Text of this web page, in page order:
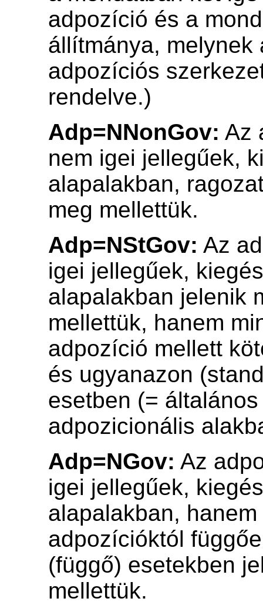
adpozíció és a
állítmánya, melynek
adpozíciós
rendelve.)
Adp=NNonGov: Az
nem igei jellegűek,
alapalakban,
meg mellettük.
Adp=NStGov: Az
igei jellegűek,
alapalakban jelenik
mellettük, hanem
adpozíció mellett
és ugyanazon
esetben (= általános
adpozicionális
Adp=NGov: Az
igei jellegűek,
alapalakban,
adpozícióktól
(függő) esetekben
mellettük.